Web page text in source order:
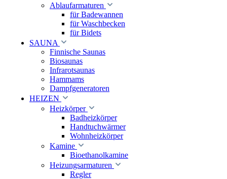
Ablaufarmaturen
für Badewannen
für Waschbecken
für Bidets
SAUNA
Finnische Saunas
Biosaunas
Infrarotsaunas
Hammams
Dampfgeneratoren
HEIZEN
Heizkörper
Badheizkörper
Handtuchwärmer
Wohnheizkörper
Kamine
Bioethanolkamine
Heizungsarmaturen
Regler